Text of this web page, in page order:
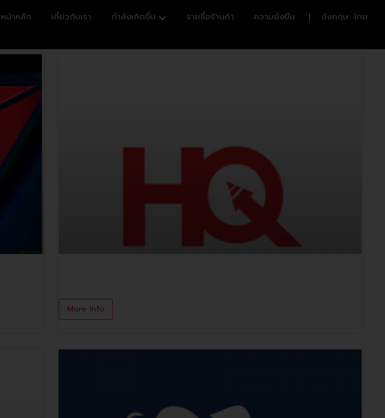
หน้าหลัก เกี่ยวกับเรา กำลังเกิดขึ้น รายชื่อร้านค้า ความยั่งยืน อังกฤษ ไทย
More Info